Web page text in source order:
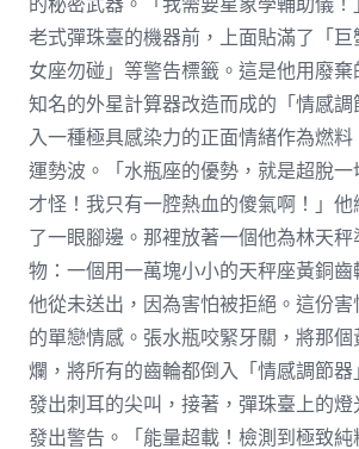
老式彈珠臺的機器前，上面貼滿了「
女座勿碰」等警告標籤。這是他用廢
知名的外星計算器改造而成的「情感
入一種極具感染力的正面情緒作為燃
運勢波。「水瓶座的優勢，就是超脫
才怪！我只有一腔熱血的傻氣啊！」
了一眼腳邊。那裡放著一個他為林天
物：一個用一萬塊小小的天秤座黃銅齒
他從未送出，因為害怕被拒絕。這份
的單戀情感。張水瓶咬緊牙關，將那
爛，將所有的齒輪都倒入「情感調節
發出刺耳的尖叫，接著，彈珠臺上的燈
發出警告。「能量超載！檢測到極致純